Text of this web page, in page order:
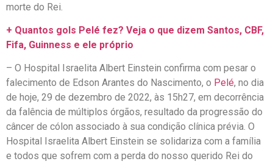
morte do Rei.
+ Quantos gols Pelé fez? Veja o que dizem Santos, CBF,
Fifa, Guinness e ele próprio
– O Hospital Israelita Albert Einstein confirma com pesar o
falecimento de Edson Arantes do Nascimento, o Pelé, no dia
de hoje, 29 de dezembro de 2022, às 15h27, em decorrência
da falência de múltiplos órgãos, resultado da progressão do
câncer de cólon associado à sua condição clínica prévia. O
Hospital Israelita Albert Einstein se solidariza com a família
e todos que sofrem com a perda do nosso querido Rei do